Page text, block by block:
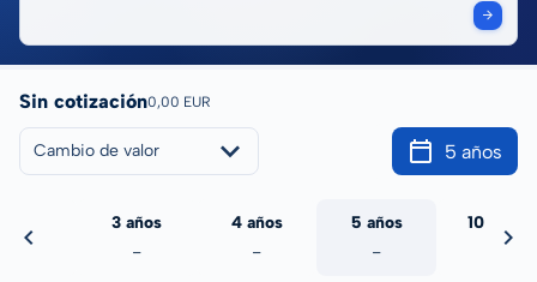
Sin cotización0,00 EUR
Cambio de valor 5 años
3 años
-
4 años
-
5 años
-
10 años